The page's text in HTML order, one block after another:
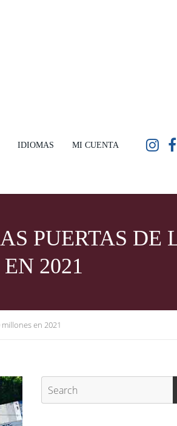
IDIOMAS MI CUENTA
PUERTAS DE
2021
en 2021